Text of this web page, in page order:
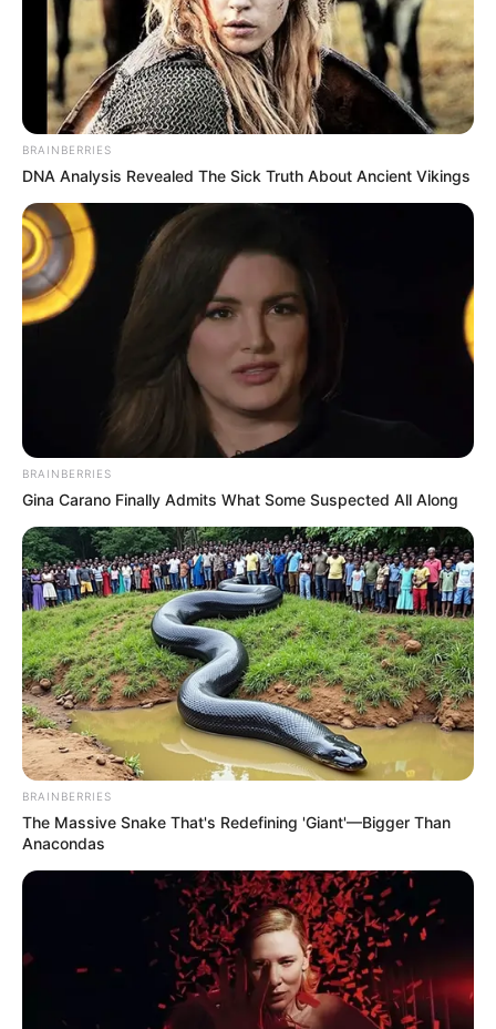
วันนี้ระวังมีปัญหาทางการสื่อสาร อาจเกิดการเข้าใจ
ผิดได้ ด้านคนว่างงาน หรือกำลังมองหางานใหม่จะได้
รับโอกาสดีดีเข้ามา บางท่านมีเกณฑ์ได้เงินพิเศษ
หรือพบช่องทางสร้างรายได้ใหม่ๆเกิดขึ้น
คนวันอังคาร
ไพ่ประจำวันของท่านในวันนี้ คือ ไพ่ภาระหน้าที่
ทุกอย่างมากองอยู่ที่ตัวเอง แบกรับภาระงานในทุกๆ
ด้าน บางท่านเครียดหาทางแก้ไขปัญหาไม่ได้ การเงิน
ภาระค่าใช้จ่ายค่อนข้างมาก ได้มาก็ไม่เหลือเก็บ
สุขภาพอย่ายกของหนัก ระวังกล้ามเนื้ออักเสบ
คนวันพุธ
ไพ่ประจำวันของท่านในวันนี้ คือ ไพ่ซ่อนเร้น
BRAINBERRIES
DNA Analysis Revealed The Sick Truth About Ancient Vikings
BRAINBERRIES
Gina Carano Finally Admits What Some Suspected All Along
BRAINBERRIES
The Massive Snake That's Redefining 'Giant'—Bigger Than
Anacondas